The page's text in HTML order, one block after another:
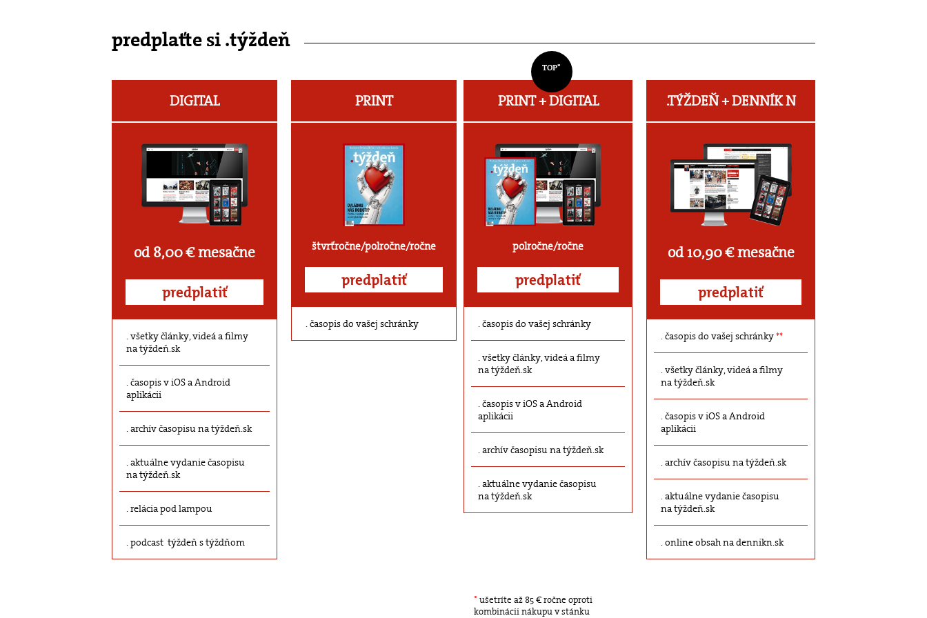
predplaťte si .týždeň
DIGITAL
od 8,00 € mesačne
predplatiť
všetky články, videá a filmy
na týždeň.sk
časopis v iOS a Android
aplikácii
archív časopisu na týždeň.sk
aktuálne vydanie časopisu
na týždeň.sk
relácia pod lampou
podcast týždeň s týždňom
PRINT
štvrťročne/polročne/ročne
predplatiť
časopis do vašej schránky
TOP*
PRINT + DIGITAL
polročne/ročne
predplatiť
časopis do vašej schránky
všetky články, videá a filmy
na týždeň.sk
časopis v iOS a Android
aplikácii
archív časopisu na týždeň.sk
aktuálne vydanie časopisu
na týždeň.sk
.TÝŽDEŇ +DENNÍK N
od 10,90 € mesačne
predplatiť
časopis do vašej schránky**
všetky články, videá a filmy
na týždeň.sk
časopis v iOS a Android
aplikácii
archív časopisu na týždeň.sk
aktuálne vydanie časopisu
na týždeň.sk
online obsah na dennikn.sk
* ušetríte až 85 € ročne oproti
kombinácii nákupu v stánku